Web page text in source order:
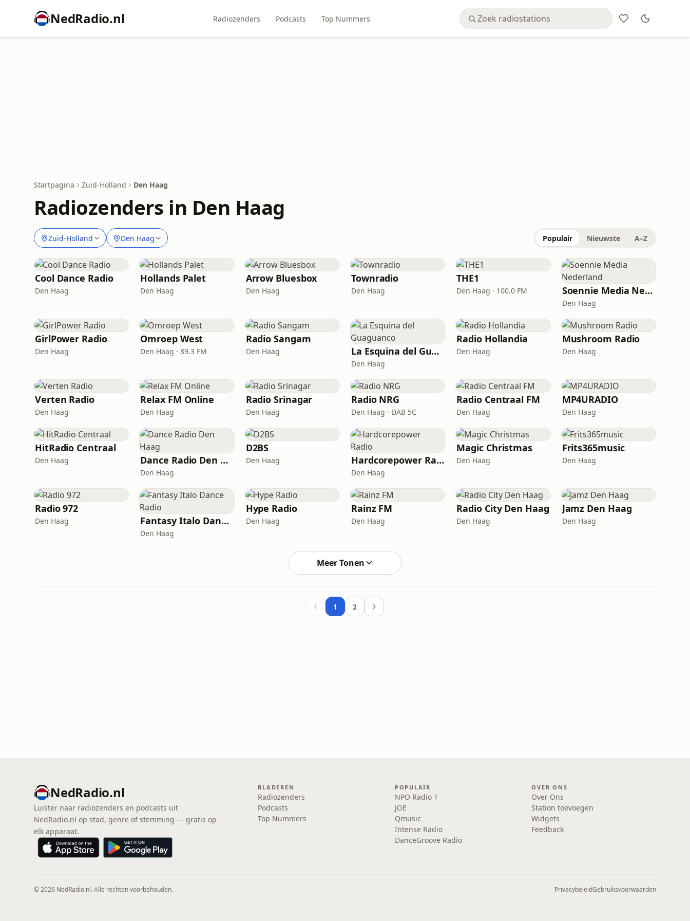
NedRadio.nl Radiozenders Podcasts Top Nummers
Startpagina Zuid-Holland Den Haag
Radiozenders in Den Haag
Zuid-Holland Den Haag Populair Nieuwste A–Z
Cool Dance Radio
Den Haag
Hollands Palet
Den Haag
Arrow Bluesbox
Den Haag
Townradio
Den Haag
THE1
Den Haag · 100.0 FM Soennie Media Nederland
Den Haag
GirlPower Radio
Den Haag
Omroep West
Den Haag · 89.3 FM
Radio Sangam
Den Haag La Esquina del Guaguanco
Den Haag
Radio Hollandia
Den Haag
Mushroom Radio
Den Haag
Verten Radio
Den Haag
Relax FM Online
Den Haag
Radio Srinagar
Den Haag
Radio NRG
Den Haag · DAB 5C
Radio Centraal FM
Den Haag
MP4URADIO
Den Haag
HitRadio Centraal
Den Haag Dance Radio Den Haag
Den Haag
D2BS
Den Haag Hardcorepower Radio
Den Haag
Magic Christmas
Den Haag
Frits365music
Den Haag
Radio 972
Den Haag Fantasy Italo Dance Radio
Den Haag
Hype Radio
Den Haag
Rainz FM
Den Haag
Radio City Den Haag
Den Haag
Jamz Den Haag
Den Haag
Meer Tonen
1 2
NedRadio.nl
Luister naar radiozenders en podcasts uit
NedRadio.nl op stad, genre of stemming — gratis op
elk apparaat.
BLADEREN
Radiozenders
Podcasts
Top Nummers
POPULAIR
NPO Radio 1
JOE
Qmusic
Intense Radio
DanceGroove Radio
OVER ONS
Over Ons
Station toevoegen
Widgets
Feedback
© 2026 NedRadio.nl. Alle rechten voorbehouden. PrivacybeleidGebruiksvoorwaarden